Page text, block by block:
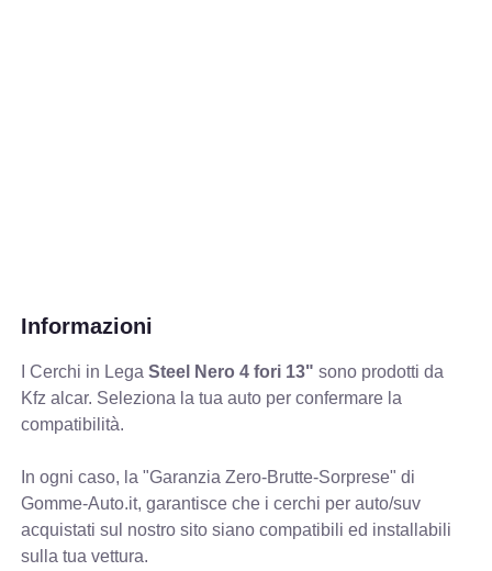
Informazioni
I Cerchi in LegaSteel Nero 4 fori 13" sono prodotti da
Kfz alcar. Seleziona la tua auto per confermare la
compatibilità.
In ogni caso, la "Garanzia Zero-Brutte-Sorprese" di
Gomme-Auto.it, garantisce che i cerchi per auto/suv
acquistati sul nostro sito siano compatibili ed installabili
sulla tua vettura.